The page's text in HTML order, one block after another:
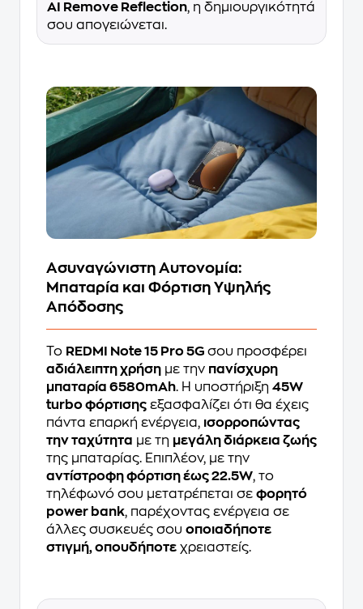
AI Remove Reflection, η δημιουργικότητά
σου απογειώνεται.
Ασυναγώνιστη Αυτονομία:
Μπαταρία και Φόρτιση Υψηλής
Απόδοσης
Το REDMI Note 15 Pro 5G σου προσφέρει
αδιάλειπτη χρήση με την πανίσχυρη
μπαταρία 6580mAh. Η υποστήριξη 45W
turbo φόρτισης εξασφαλίζει ότι θα έχεις
πάντα επαρκή ενέργεια, ισορροπώντας
την ταχύτητα με τη μεγάλη διάρκεια ζωής
της μπαταρίας. Επιπλέον, με την
αντίστροφη φόρτιση έως 22.5W, το
τηλέφωνό σου μετατρέπεται σε φορητό
power bank, παρέχοντας ενέργεια σε
άλλες συσκευές σου οποιαδήποτε
στιγμή, οπουδήποτε χρειαστείς.